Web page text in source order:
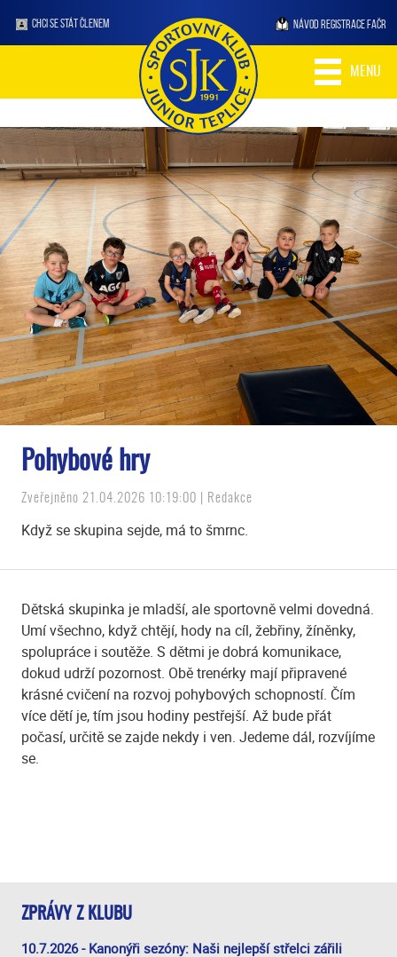
CHCI SE STÁT ČLENEM NÁVOD REGISTRACE FAČR
MENU
Pohybové hry
Zveřejněno 21.04.2026 10:19:00 | Redakce
Když se skupina sejde, má to šmrnc.
Dětská skupinka je mladší, ale sportovně velmi dovedná.
Umí všechno, když chtějí, hody na cíl, žebřiny, žíněnky,
spolupráce i soutěže. S dětmi je dobrá komunikace,
dokud udrží pozornost. Obě trenérky mají připravené
krásné cvičení na rozvoj pohybových schopností. Čím
více dětí je, tím jsou hodiny pestřejší. Až bude přát
počasí, určitě se zajde nekdy i ven. Jedeme dál, rozvíjíme
se.
ZPRÁVY Z KLUBU
10.7.2026 - Kanonýři sezóny: Naši nejlepší střelci zářili